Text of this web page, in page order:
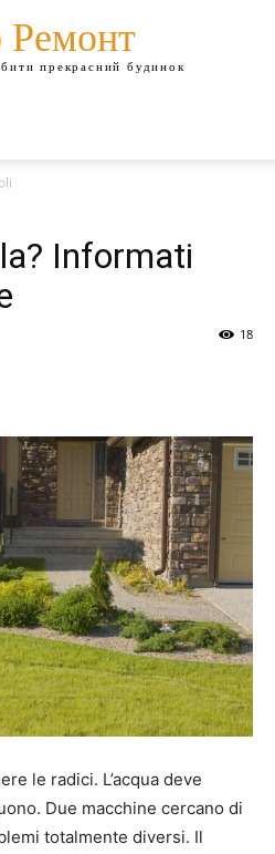
Ремонт
прекрасний будинок
Informati
18
le radici. L’acqua deve
Due macchine cercano di
totalmente diversi. Il